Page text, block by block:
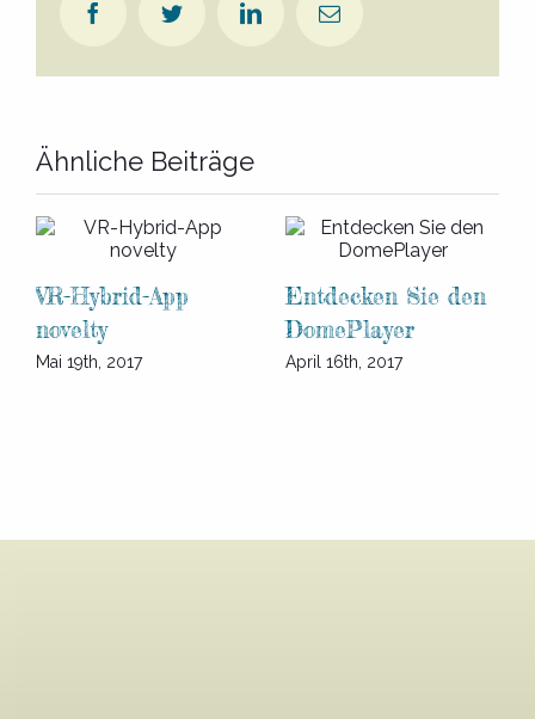
FacebookTwitter LinkedInE-
Ähnliche Beiträge
VR-Hybrid-App
novelty
Mai 19th, 2017
Entdecken Sie den
DomePlayer
April 16th, 2017